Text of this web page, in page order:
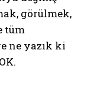
görülmek,
tüm
ne yazık ki